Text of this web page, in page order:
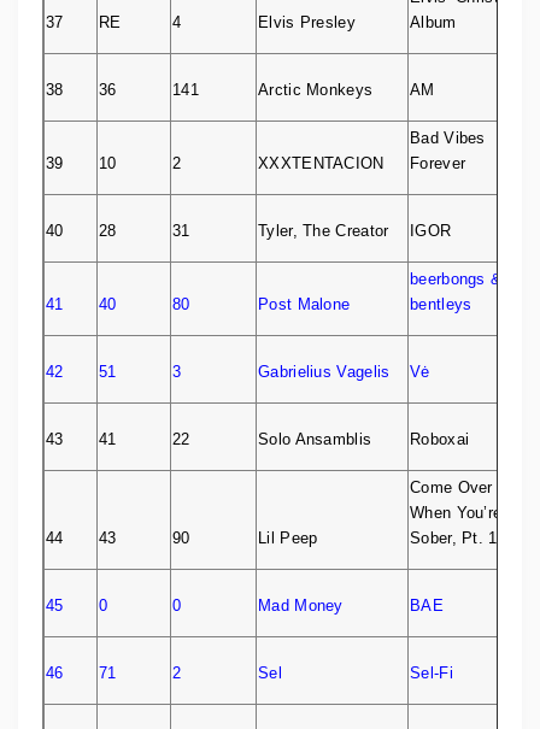
37 RE 4 Elvis Presley
Album
38 36 141 Arctic Monkeys AM
39 10 2 XXXTENTACION
Bad Vibes
Forever
40 28 31 Tyler, The Creator IGOR
41 40 80 Post Malone
beerbongs &
bentleys
42 51 3 Gabrielius Vagelis Vė
43 41 22 Solo Ansamblis Roboxai
44 43 90 Lil Peep
Come Over
When You’re
Sober, Pt. 1
45 0 0 Mad Money BAE
46 71 2 Sel Sel-Fi